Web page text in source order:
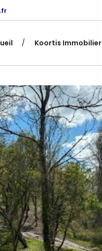
Koortis Immobilier